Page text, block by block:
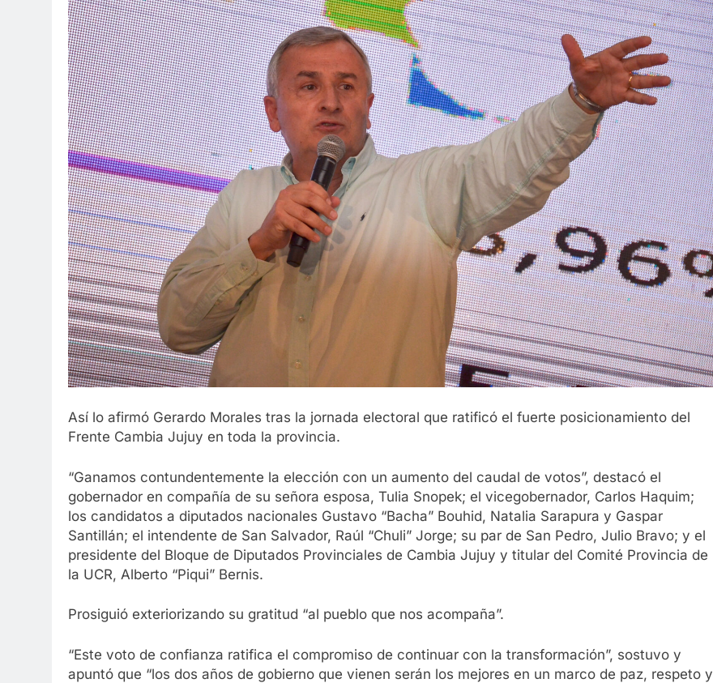
Así lo afirmó Gerardo Morales tras la jornada electoral que ratificó el fuerte posicionamiento del
Frente Cambia Jujuy en toda la provincia.
“Ganamos contundentemente la elección con un aumento del caudal de votos”, destacó el
gobernador en compañía de su señora esposa, Tulia Snopek; el vicegobernador, Carlos Haquim;
los candidatos a diputados nacionales Gustavo “Bacha” Bouhid, Natalia Sarapura y Gaspar
Santillán; el intendente de San Salvador, Raúl “Chuli” Jorge; su par de San Pedro, Julio Bravo; y el
presidente del Bloque de Diputados Provinciales de Cambia Jujuy y titular del Comité Provincia de
la UCR, Alberto “Piqui” Bernis.
Prosiguió exteriorizando su gratitud “al pueblo que nos acompaña”.
“Este voto de confianza ratifica el compromiso de continuar con la transformación”, sostuvo y
apuntó que “los dos años de gobierno que vienen serán los mejores en un marco de paz, respeto y